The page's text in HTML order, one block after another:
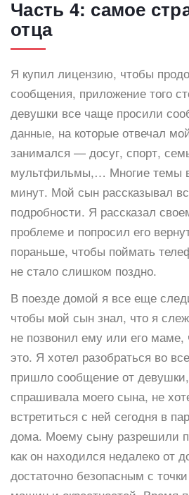
Часть 4: самое
отца
Я купил лицензию, чтобы
сообщения, приложение того
девушки все чаще просили
данные, на которые отвечал
занимался — досуг, спорт,
мультфильмы,… Многие темы
минут. Мой сын рассказывал
подробности. Я рассказал
проблеме и попросил его
пораньше, чтобы поймать
не стало слишком поздно.
В поезде домой я все еще
чтобы мой сын знал, что я
не позвонил ему или его маме,
это. Я хотел разобраться во
пришло сообщение от
спрашивала моего сына, не
встретиться с ней сегодня в
дома. Моему сыну разрешили
как он находился недалеко от
достаточно безопасным с